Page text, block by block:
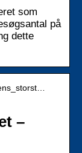
som
på
dette
–